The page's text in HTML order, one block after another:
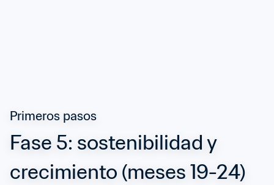
Primeros pasos
Fase 5: sostenibilidad y
crecimiento (meses 19-24)